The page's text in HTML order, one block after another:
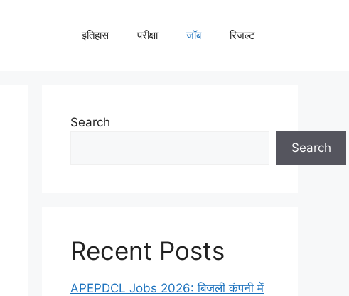
इतिहास परीक्षा जॉब रिजल्ट
Search
Search
Recent Posts
APEPDCL Jobs 2026: बिजली कंपनी में